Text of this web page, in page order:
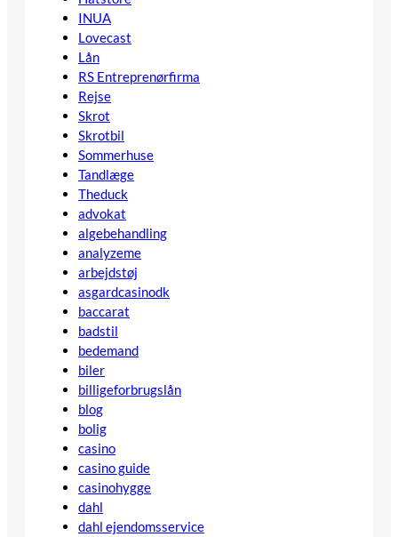
INUA
Lovecast
Lån
RS Entreprenørfirma
Rejse
Skrot
Skrotbil
Sommerhuse
Tandlæge
Theduck
advokat
algebehandling
analyzeme
arbejdstøj
asgardcasinodk
baccarat
badstil
bedemand
biler
billigeforbrugslån
blog
bolig
casino
casino guide
casinohygge
dahl
dahl ejendomsservice